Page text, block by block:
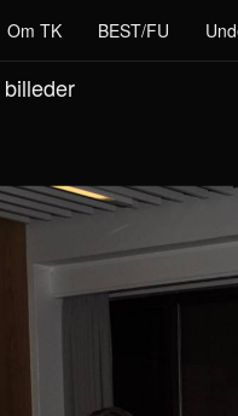
Om TK BEST/FU
billeder